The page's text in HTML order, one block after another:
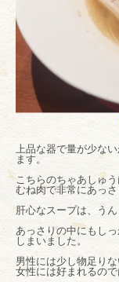
上品な器で量が少な
ます。
こちらのちゃあしゅう
むね肉で非常にあっさ
肝心なスープは、う
あっさりの中にもし
しまいました。
男性には少し物足り
女性には好まれるの